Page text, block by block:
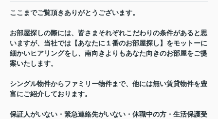
ここまでご覧頂きありがとうございます。
お部屋探しの際には、皆さまそれぞれこだわりの条件があると思
いますが、当社では【あなたに１番のお部屋探し】をモットーに
細かいヒアリングをし、南向きよりもあなた向きのお部屋をご提
案いたします。
シングル物件からファミリー物件まで、他には無い賃貸物件を豊
富にご紹介しております。
保証人がいない・緊急連絡先がいない・休職中の方・生活保護受